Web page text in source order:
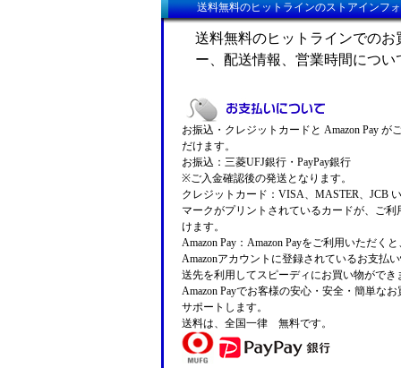
送料無料のヒットラインのストアインフ
送料無料のヒットラインでの
ー、配送情報、営業時間につ
お振込・クレジットカードと Amazon Pay が
だけます。
お振込：三菱UFJ銀行・PayPay銀行
※ご入金確認後の発送となります。
クレジットカード：VISA、MASTER、JCB
マークがプリントされているカードが、ご利
けます。
Amazon Pay：Amazon Payをご利用いただく
Amazonアカウントに登録されているお支払
送先を利用してスピーディにお買い物ができ
Amazon Payでお客様の安心・安全・簡単な
サポートします。
送料は、全国一律 無料です。